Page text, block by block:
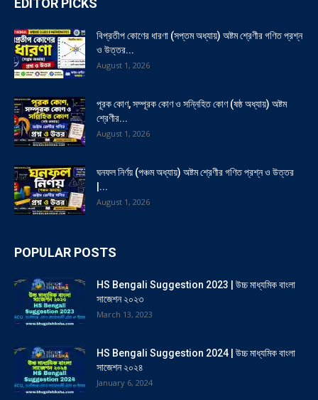
বিপ্রতীপ কোণের ধারণা (সপ্তম অধ্যায়) অষ্টম শ্রেণীর গণিত প্রশ্ন
ও উত্তর...
August 1, 2026
পূরক কোণ, সম্পূরক কোণ ও সন্নিহিত কোণ (ষষ্ঠ অধ্যায়) অষ্টম
শ্রেণীর...
August 1, 2026
ঘনফল নির্ণয় (পঞ্চম অধ্যায়) অষ্টম শ্রেণীর গণিত প্রশ্ন ও উত্তর
|...
August 1, 2026
POPULAR POSTS
HS Bengali Suggestion 2023 | উচ্চ মাধ্যমিক বাংলা
সাজেশন ২০২৩
March 13, 2023
HS Bengali Suggestion 2024 | উচ্চ মাধ্যমিক বাংলা
সাজেশন ২০২৪
January 6, 2024